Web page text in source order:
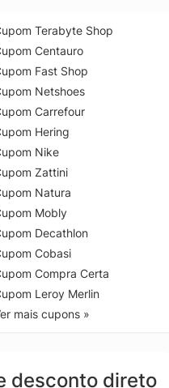
Terabyte Shop
Centauro
Fast Shop
Netshoes
Carrefour
Hering
Nike
Zattini
Natura
Mobly
Decathlon
Cobasi
Compra Certa
Leroy Merlin
mais cupons »
desconto direto